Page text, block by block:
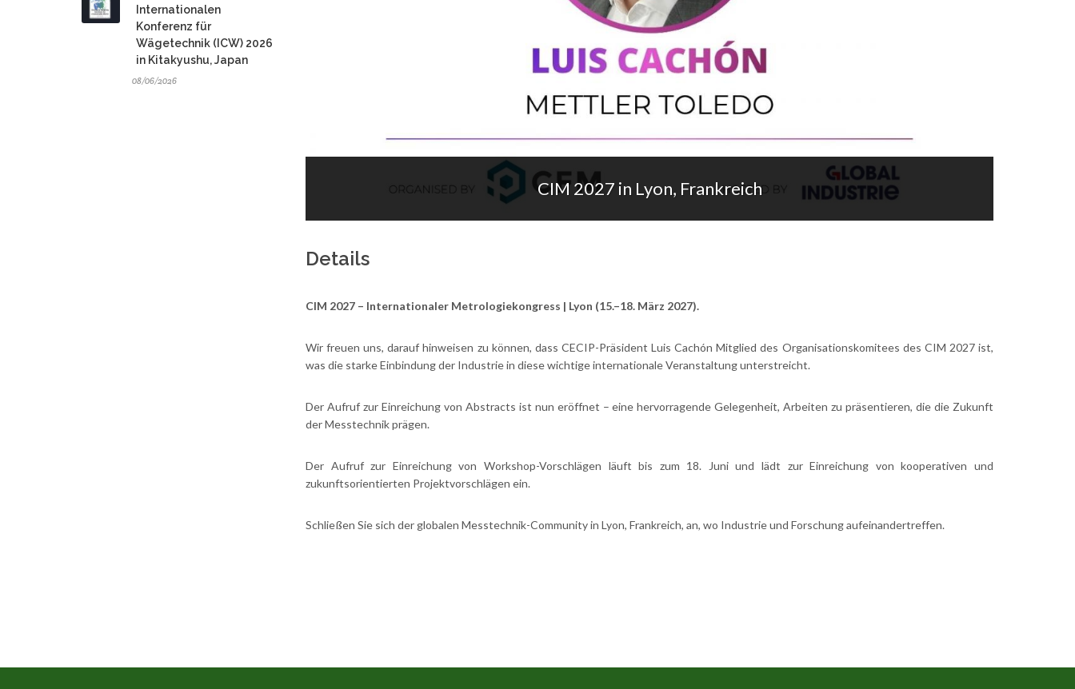
CIM 2027 in Lyon, Frankreich
Details
CIM 2027 – Internationaler Metrologiekongress | Lyon (15.–18. März 2027).
Wir freuen uns, darauf hinweisen zu können, dass CECIP-Präsident Luis Cachón Mitglied des Organisationskomitees des CIM 2027 ist,
was die starke Einbindung der Industrie in diese wichtige internationale Veranstaltung unterstreicht.
Der Aufruf zur Einreichung von Abstracts ist nun eröffnet – eine hervorragende Gelegenheit, Arbeiten zu präsentieren, die die Zukunft
der Messtechnik prägen.
Der Aufruf zur Einreichung von Workshop-Vorschlägen läuft bis zum 18. Juni und lädt zur Einreichung von kooperativen und
zukunftsorientierten Projektvorschlägen ein.
Schließen Sie sich der globalen Messtechnik-Community in Lyon, Frankreich, an, wo Industrie und Forschung aufeinandertreffen.
Internationalen
Konferenz für
Wägetechnik (ICW) 2026
in Kitakyushu, Japan
08/06/2026